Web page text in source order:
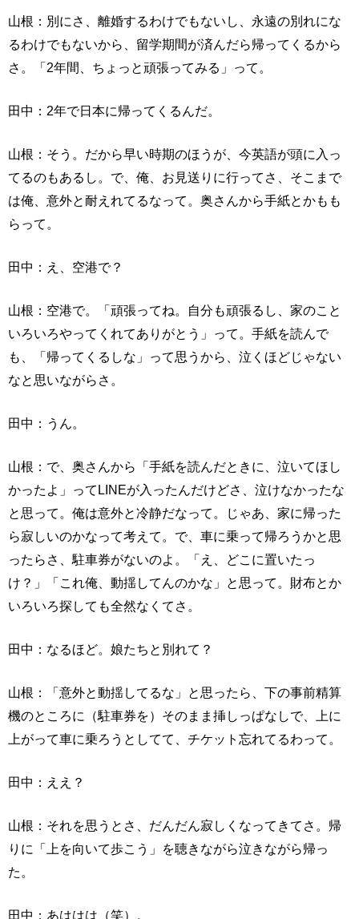
山根：別にさ、離婚するわけでもないし、永遠の別れにな
るわけでもないから、留学期間が済んだら帰ってくるから
さ。「2年間、ちょっと頑張ってみる」って。
田中：2年で日本に帰ってくるんだ。
山根：そう。だから早い時期のほうが、今英語が頭に入っ
てるのもあるし。で、俺、お見送りに行ってさ、そこまで
は俺、意外と耐えれてるなって。奥さんから手紙とかもも
らって。
田中：え、空港で？
山根：空港で。「頑張ってね。自分も頑張るし、家のこと
いろいろやってくれてありがとう」って。手紙を読んで
も、「帰ってくるしな」って思うから、泣くほどじゃない
なと思いながらさ。
田中：うん。
山根：で、奥さんから「手紙を読んだときに、泣いてほし
かったよ」ってLINEが入ったんだけどさ、泣けなかったな
と思って。俺は意外と冷静だなって。じゃあ、家に帰った
ら寂しいのかなって考えて。で、車に乗って帰ろうかと思
ったらさ、駐車券がないのよ。「え、どこに置いたっ
け？」「これ俺、動揺してんのかな」と思って。財布とか
いろいろ探しても全然なくてさ。
田中：なるほど。娘たちと別れて？
山根：「意外と動揺してるな」と思ったら、下の事前精算
機のところに（駐車券を）そのまま挿しっぱなしで、上に
上がって車に乗ろうとしてて、チケット忘れてるわって。
田中：ええ？
山根：それを思うとさ、だんだん寂しくなってきてさ。帰
りに「上を向いて歩こう」を聴きながら泣きながら帰っ
た。
田中：あははは（笑）。